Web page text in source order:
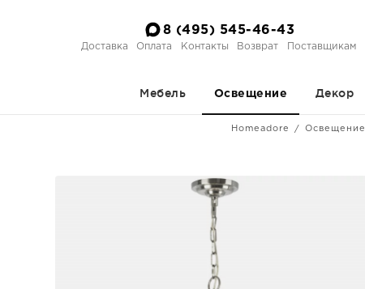
8 (495) 545-46-43
Доставка Оплата Контакты Возврат Поставщикам
Мебель Освещение Декор
Homeadore Освещение